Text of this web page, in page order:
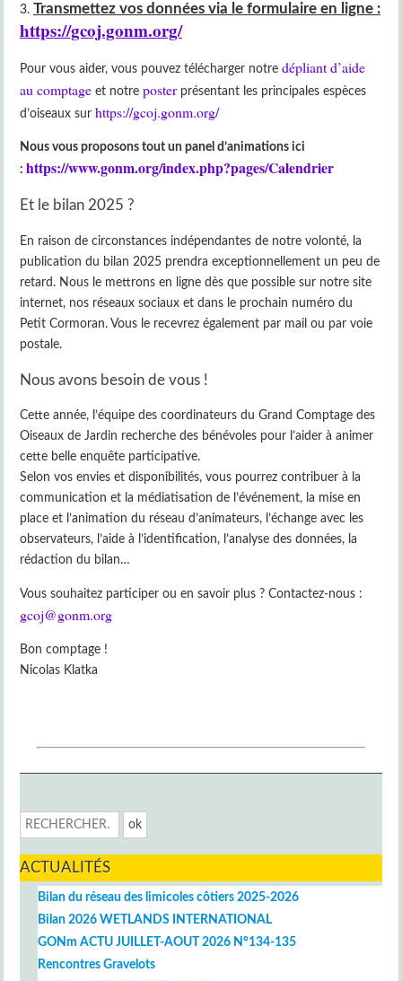
Transmettez vos données via le formulaire en ligne :
https://gcoj.gonm.org/
Pour vous aider, vous pouvez télécharger notredépliant d’aide
au comptage et notreposter présentant les principales espèces
d’oiseaux surhttps://gcoj.gonm.org/
Nous vous proposons tout un panel d’animations ici
:https://www.gonm.org/index.php?pages/Calendrier
Et le bilan 2025 ?
En raison de circonstances indépendantes de notre volonté, la
publication du bilan 2025 prendra exceptionnellement un peu de
retard. Nous le mettrons en ligne dès que possible sur notre site
internet, nos réseaux sociaux et dans le prochain numéro du
Petit Cormoran. Vous le recevrez également par mail ou par voie
postale.
Nous avons besoin de vous !
Cette année, l’équipe des coordinateurs du Grand Comptage des
Oiseaux de Jardin recherche des bénévoles pour l’aider à animer
cette belle enquête participative.
Selon vos envies et disponibilités, vous pourrez contribuer à la
communication et la médiatisation de l’événement, la mise en
place et l’animation du réseau d’animateurs, l’échange avec les
observateurs, l’aide à l’identification, l’analyse des données, la
rédaction du bilan…
Vous souhaitez participer ou en savoir plus ? Contactez-nous :
gcoj@gonm.org
Bon comptage !
Nicolas Klatka
ACTUALITÉS
Bilan du réseau des limicoles côtiers 2025-2026
Bilan 2026 WETLANDS INTERNATIONAL
GONm ACTU JUILLET-AOUT 2026 N°134-135
Rencontres Gravelots